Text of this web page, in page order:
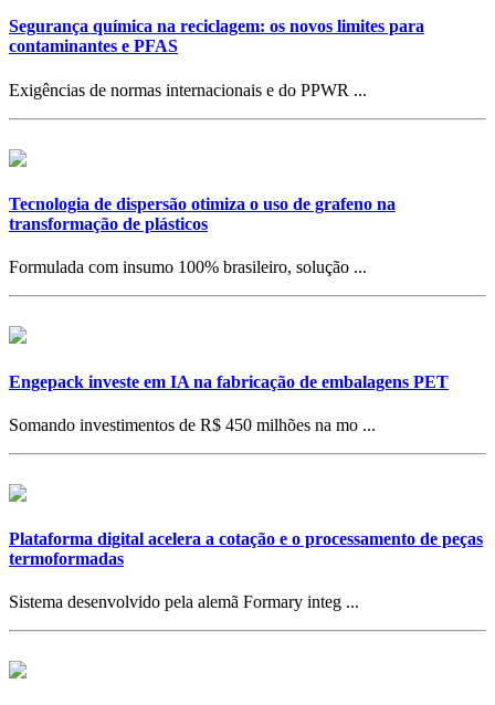
Segurança química na reciclagem: os novos limites para
contaminantes e PFAS
Exigências de normas internacionais e do PPWR ...
Tecnologia de dispersão otimiza o uso de grafeno na
transformação de plásticos
Formulada com insumo 100% brasileiro, solução ...
Engepack investe em IA na fabricação de embalagens PET
Somando investimentos de R$ 450 milhões na mo ...
Plataforma digital acelera a cotação e o processamento de peças
termoformadas
Sistema desenvolvido pela alemã Formary integ ...